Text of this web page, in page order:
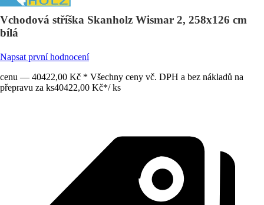
Vchodová stříška Skanholz Wismar 2, 258x126 cm
bílá
Napsat první hodnocení
cenu — 40422,00 Kč * Všechny ceny vč. DPH a bez nákladů na
přepravu za ks40422,00 Kč*/ ks